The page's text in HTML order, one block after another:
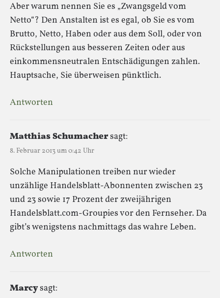
Aber warum nennen Sie es „Zwangsgeld vom
Netto“? Den Anstalten ist es egal, ob Sie es vom
Brutto, Netto, Haben oder aus dem Soll, oder von
Rückstellungen aus besseren Zeiten oder aus
einkommensneutralen Entschädigungen zahlen.
Hauptsache, Sie überweisen pünktlich.
Antworten
Matthias Schumachersagt:
8. Februar 2013 um 0:42 Uhr
Solche Manipulationen treiben nur wieder
unzählige Handelsblatt-Abonnenten zwischen 23
und 23 sowie 17 Prozent der zweijährigen
Handelsblatt.com-Groupies vor den Fernseher. Da
gibt’s wenigstens nachmittags das wahre Leben.
Antworten
Marcysagt: